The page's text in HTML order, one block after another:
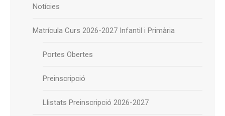
Notícies
Matrícula Curs 2026-2027 Infantil i Primària
Portes Obertes
Preinscripció
Llistats Preinscripció 2026-2027